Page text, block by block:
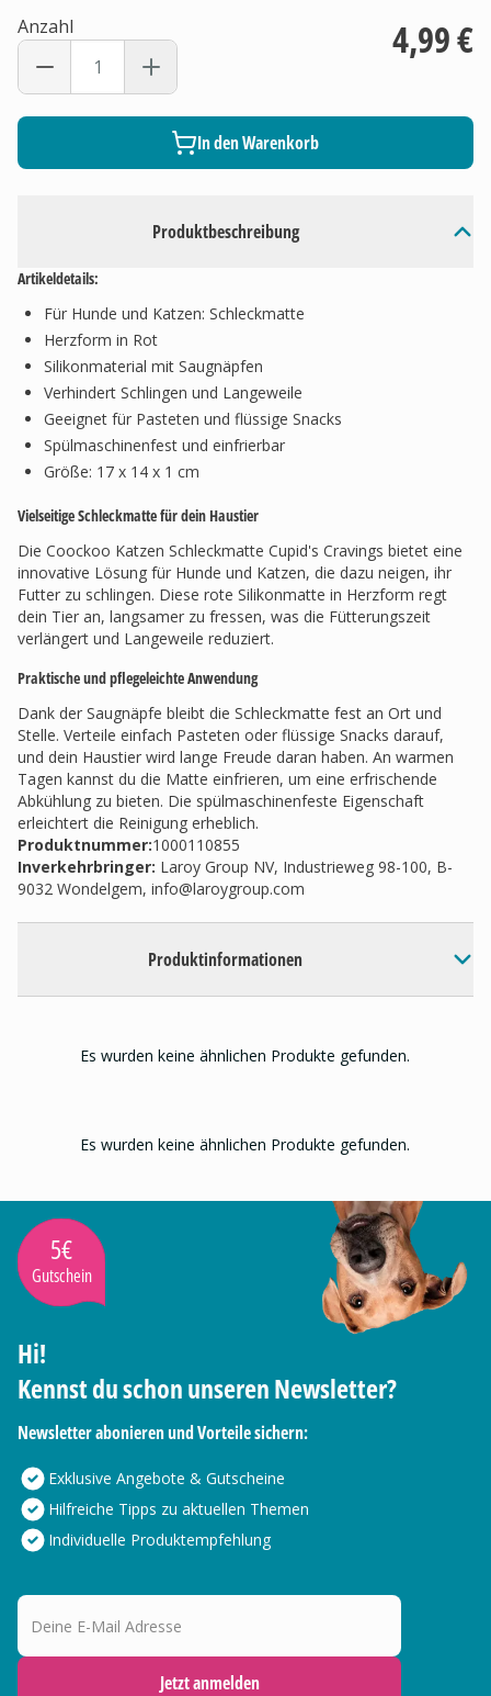
Produktbeschreibung
Artikeldetails:
Für Hunde und Katzen: Schleckmatte
Herzform in Rot
Silikonmaterial mit Saugnäpfen
Verhindert Schlingen und Langeweile
Geeignet für Pasteten und flüssige Snacks
Spülmaschinenfest und einfrierbar
Größe: 17 x 14 x 1 cm
Vielseitige Schleckmatte für dein Haustier
Die Coockoo Katzen Schleckmatte Cupid's Cravings bietet eine
innovative Lösung für Hunde und Katzen, die dazu neigen, ihr
Futter zu schlingen. Diese rote Silikonmatte in Herzform regt
dein Tier an, langsamer zu fressen, was die Fütterungszeit
verlängert und Langeweile reduziert.
Praktische und pflegeleichte Anwendung
Dank der Saugnäpfe bleibt die Schleckmatte fest an Ort und
Stelle. Verteile einfach Pasteten oder flüssige Snacks darauf,
und dein Haustier wird lange Freude daran haben. An warmen
Tagen kannst du die Matte einfrieren, um eine erfrischende
Abkühlung zu bieten. Die spülmaschinenfeste Eigenschaft
erleichtert die Reinigung erheblich.
Produktnummer:1000110855
Inverkehrbringer: Laroy Group NV, Industrieweg 98-100, B-
9032 Wondelgem, info@laroygroup.com
Produktinformationen
Anzahl 4,99 €
In den Warenkorb
Es wurden keine ähnlichen Produkte gefunden.
Es wurden keine ähnlichen Produkte gefunden.
5€
Gutschein
Hi!
Kennst du schon unseren Newsletter?
Newsletter abonieren und Vorteile sichern:
Exklusive Angebote & Gutscheine
Hilfreiche Tipps zu aktuellen Themen
Individuelle Produktempfehlung
Deine E-Mail Adresse
Jetzt anmelden